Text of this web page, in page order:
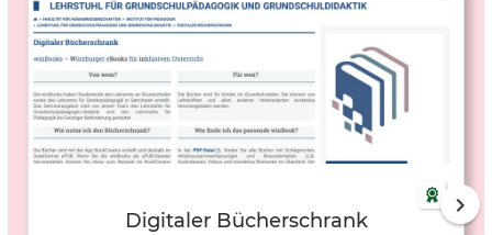
Digitaler Bücherschrank